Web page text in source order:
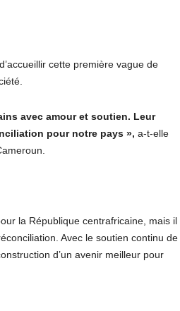
cette première vague de
avec amour et soutien. Leur
pour notre pays », a-t-elle
la République centrafricaine, mais il
Avec le soutien continu de
d’un avenir meilleur pour